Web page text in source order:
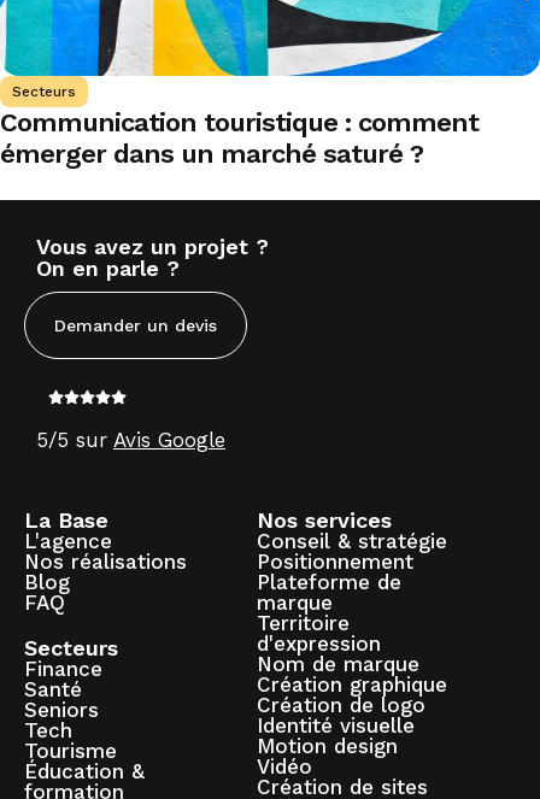
Secteurs
Communication touristique : comment
émerger dans un marché saturé ?
Vous avez un projet ?
On en parle ?
Demander un devis
5/5 sur Avis Google
La Base
L'agence
Nos réalisations
Blog
FAQ
Secteurs
Finance
Santé
Seniors
Tech
Tourisme
Éducation &
formation
Nos services
Conseil & stratégie
Positionnement
Plateforme de
marque
Territoire
d'expression
Nom de marque
Création graphique
Création de logo
Identité visuelle
Motion design
Vidéo
Création de sites